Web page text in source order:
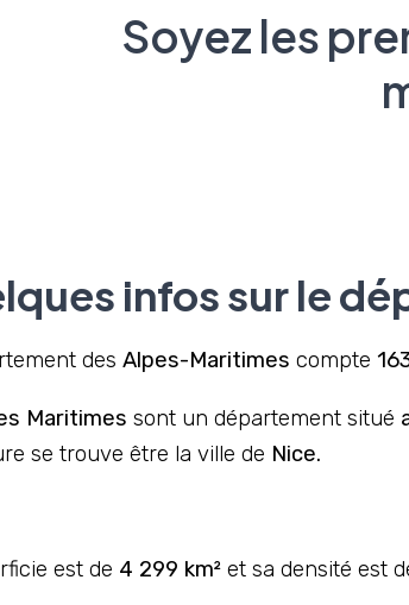
Soyez les
infos sur le
des Alpes-Maritimes compte
Maritimes sont un département situé
se trouve être la ville de Nice.
est de 4 299 km²et sa densité est